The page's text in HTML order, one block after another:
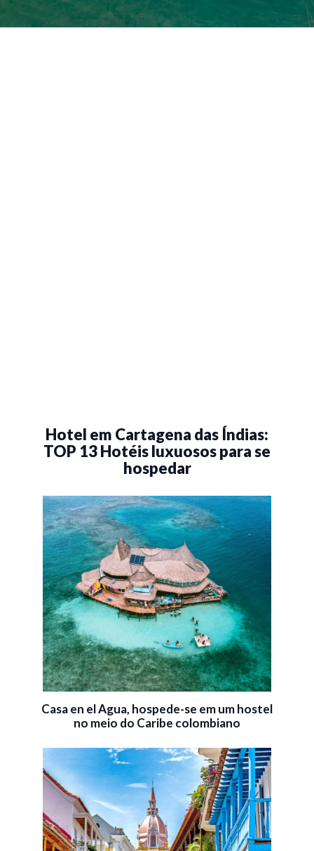
Hotel em Cartagena das Índias:
TOP 13 Hotéis luxuosos para se
hospedar
Casa en el Agua, hospede-se em um hostel
no meio do Caribe colombiano